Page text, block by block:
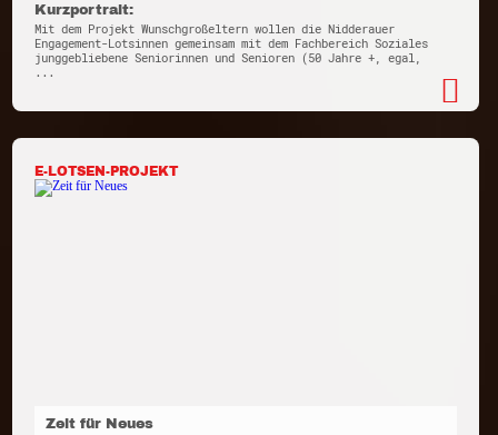
Kurzportrait:
Mit dem Projekt Wunschgroßeltern wollen die Nidderauer
Engagement-Lotsinnen gemeinsam mit dem Fachbereich Soziales
junggebliebene Seniorinnen und Senioren (50 Jahre +, egal,
...
E-LOTSEN-PROJEKT
Zeit für Neues